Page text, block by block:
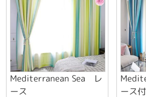
Mediterranean Sea レ
ース
ース